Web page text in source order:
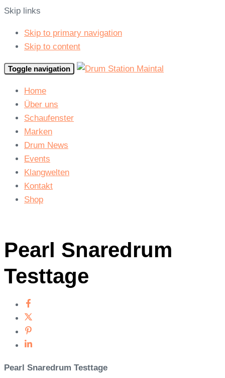
Skip links
Skip to primary navigation
Skip to content
Toggle navigation
Home
Über uns
Schaufenster
Marken
Drum News
Events
Klangwelten
Kontakt
Shop
Pearl Snaredrum
Testtage
Pearl Snaredrum Testtage